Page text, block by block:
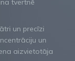
tvertnē
un precīzi
un
aizvietotāja